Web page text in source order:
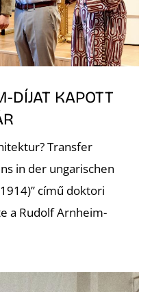
DÍJAT KAPOTT
Transfer
in der ungarischen
című doktori
a Rudolf Arnheim-